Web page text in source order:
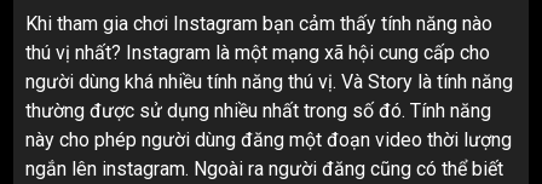
Khi tham gia chơi Instagram bạn cảm thấy tính năng nào
thú vị nhất? Instagram là một mạng xã hội cung cấp cho
người dùng khá nhiều tính năng thú vị. Và Story là tính năng
thường được sử dụng nhiều nhất trong số đó. Tính năng
này cho phép người dùng đăng một đoạn video thời lượng
ngắn lên instagram. Ngoài ra người đăng cũng có thể biết